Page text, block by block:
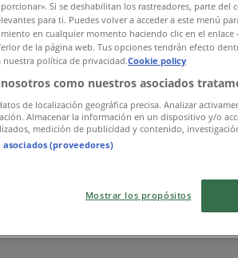
Si se deshabilitan los rastreadores, parte
para ti. Puedes volver a acceder a este menú
en cualquier momento haciendo clic en el
de la página web. Tus opciones tendrán efecto
nuestra política de privacidad.Cookie policy
como nuestros asociados
de localización geográfica precisa. Analizar
Almacenar la información en un dispositivo y/o
medición de publicidad y contenido,
asociados (proveedores)
Mostrar los propósitos